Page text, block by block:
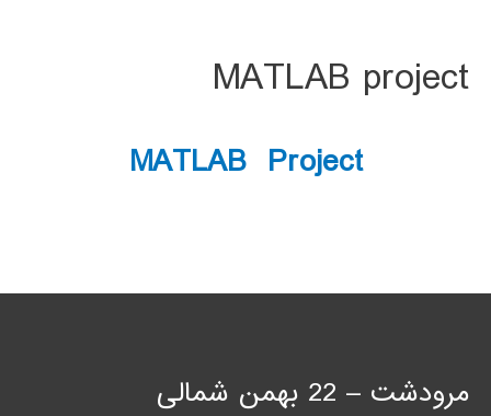
MATLAB project
MATLAB Project
مرودشت – 22 بهمن شمالی